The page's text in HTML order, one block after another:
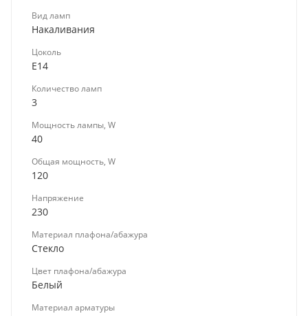
Вид ламп
Накаливания
Цоколь
E14
Количество ламп
3
Мощность лампы, W
40
Общая мощность, W
120
Напряжение
230
Материал плафона/абажура
Стекло
Цвет плафона/абажура
Белый
Материал арматуры